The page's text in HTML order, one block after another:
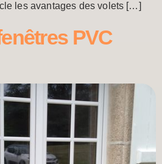
les avantages des volets […]
PVC